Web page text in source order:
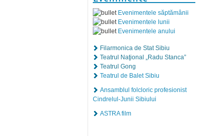
Evenimentele săptămânii
Evenimentele lunii
Evenimentele anului
Filarmonica de Stat Sibiu
Teatrul Naţional „Radu Stanca”
Teatrul Gong
Teatrul de Balet Sibiu
Ansamblul folcloric profesionist
Cindrelul-Junii Sibiului
ASTRA film